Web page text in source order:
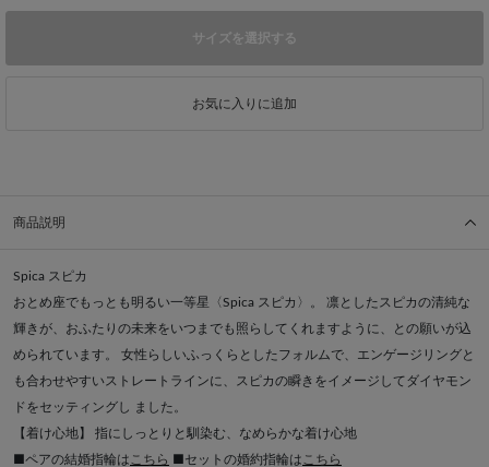
サイズを選択する
お気に入りに追加
商品説明
Spica スピカ
おとめ座でもっとも明るい一等星〈Spica スピカ〉。 凛としたスピカの清純な
輝きが、おふたりの未来をいつまでも照らしてくれますように、との願いが込
められています。 女性らしいふっくらとしたフォルムで、エンゲージリングと
も合わせやすいストレートラインに、スピカの瞬きをイメージしてダイヤモン
ドをセッティングし ました。
【着け心地】 指にしっとりと馴染む、なめらかな着け心地
■ペアの結婚指輪は こちら ■セットの婚約指輪は こちら